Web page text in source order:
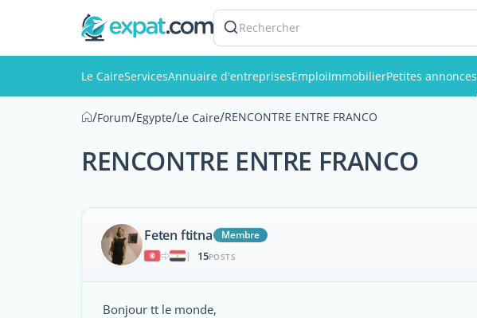
Rechercher
Le CaireServicesAnnuaire d'entreprisesEmploiImmobilierPetites annonces
/Forum/Egypte/Le Caire/RENCONTRE ENTRE FRANCO
RENCONTRE ENTRE FRANCO
Feten ftitna
Membre
|
15POSTS
Bonjour tt le monde,